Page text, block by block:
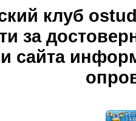
клуб
за
сайта